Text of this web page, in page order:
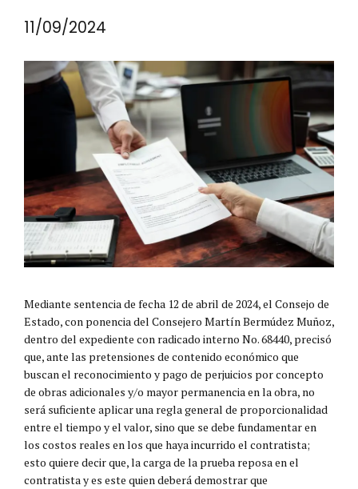
11/09/2024
Mediante sentencia de fecha 12 de abril de 2024, el Consejo de
Estado, con ponencia del Consejero Martín Bermúdez Muñoz,
dentro del expediente con radicado interno No. 68440, precisó
que, ante las pretensiones de contenido económico que
buscan el reconocimiento y pago de perjuicios por concepto
de obras adicionales y/o mayor permanencia en la obra, no
será suficiente aplicar una regla general de proporcionalidad
entre el tiempo y el valor, sino que se debe fundamentar en
los costos reales en los que haya incurrido el contratista;
esto quiere decir que, la carga de la prueba reposa en el
contratista y es este quien deberá demostrar que